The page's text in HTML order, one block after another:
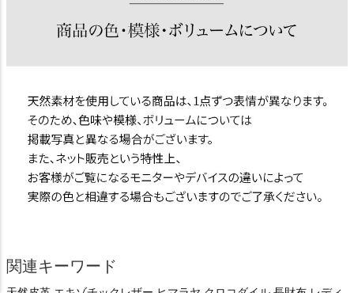
関連キーワード